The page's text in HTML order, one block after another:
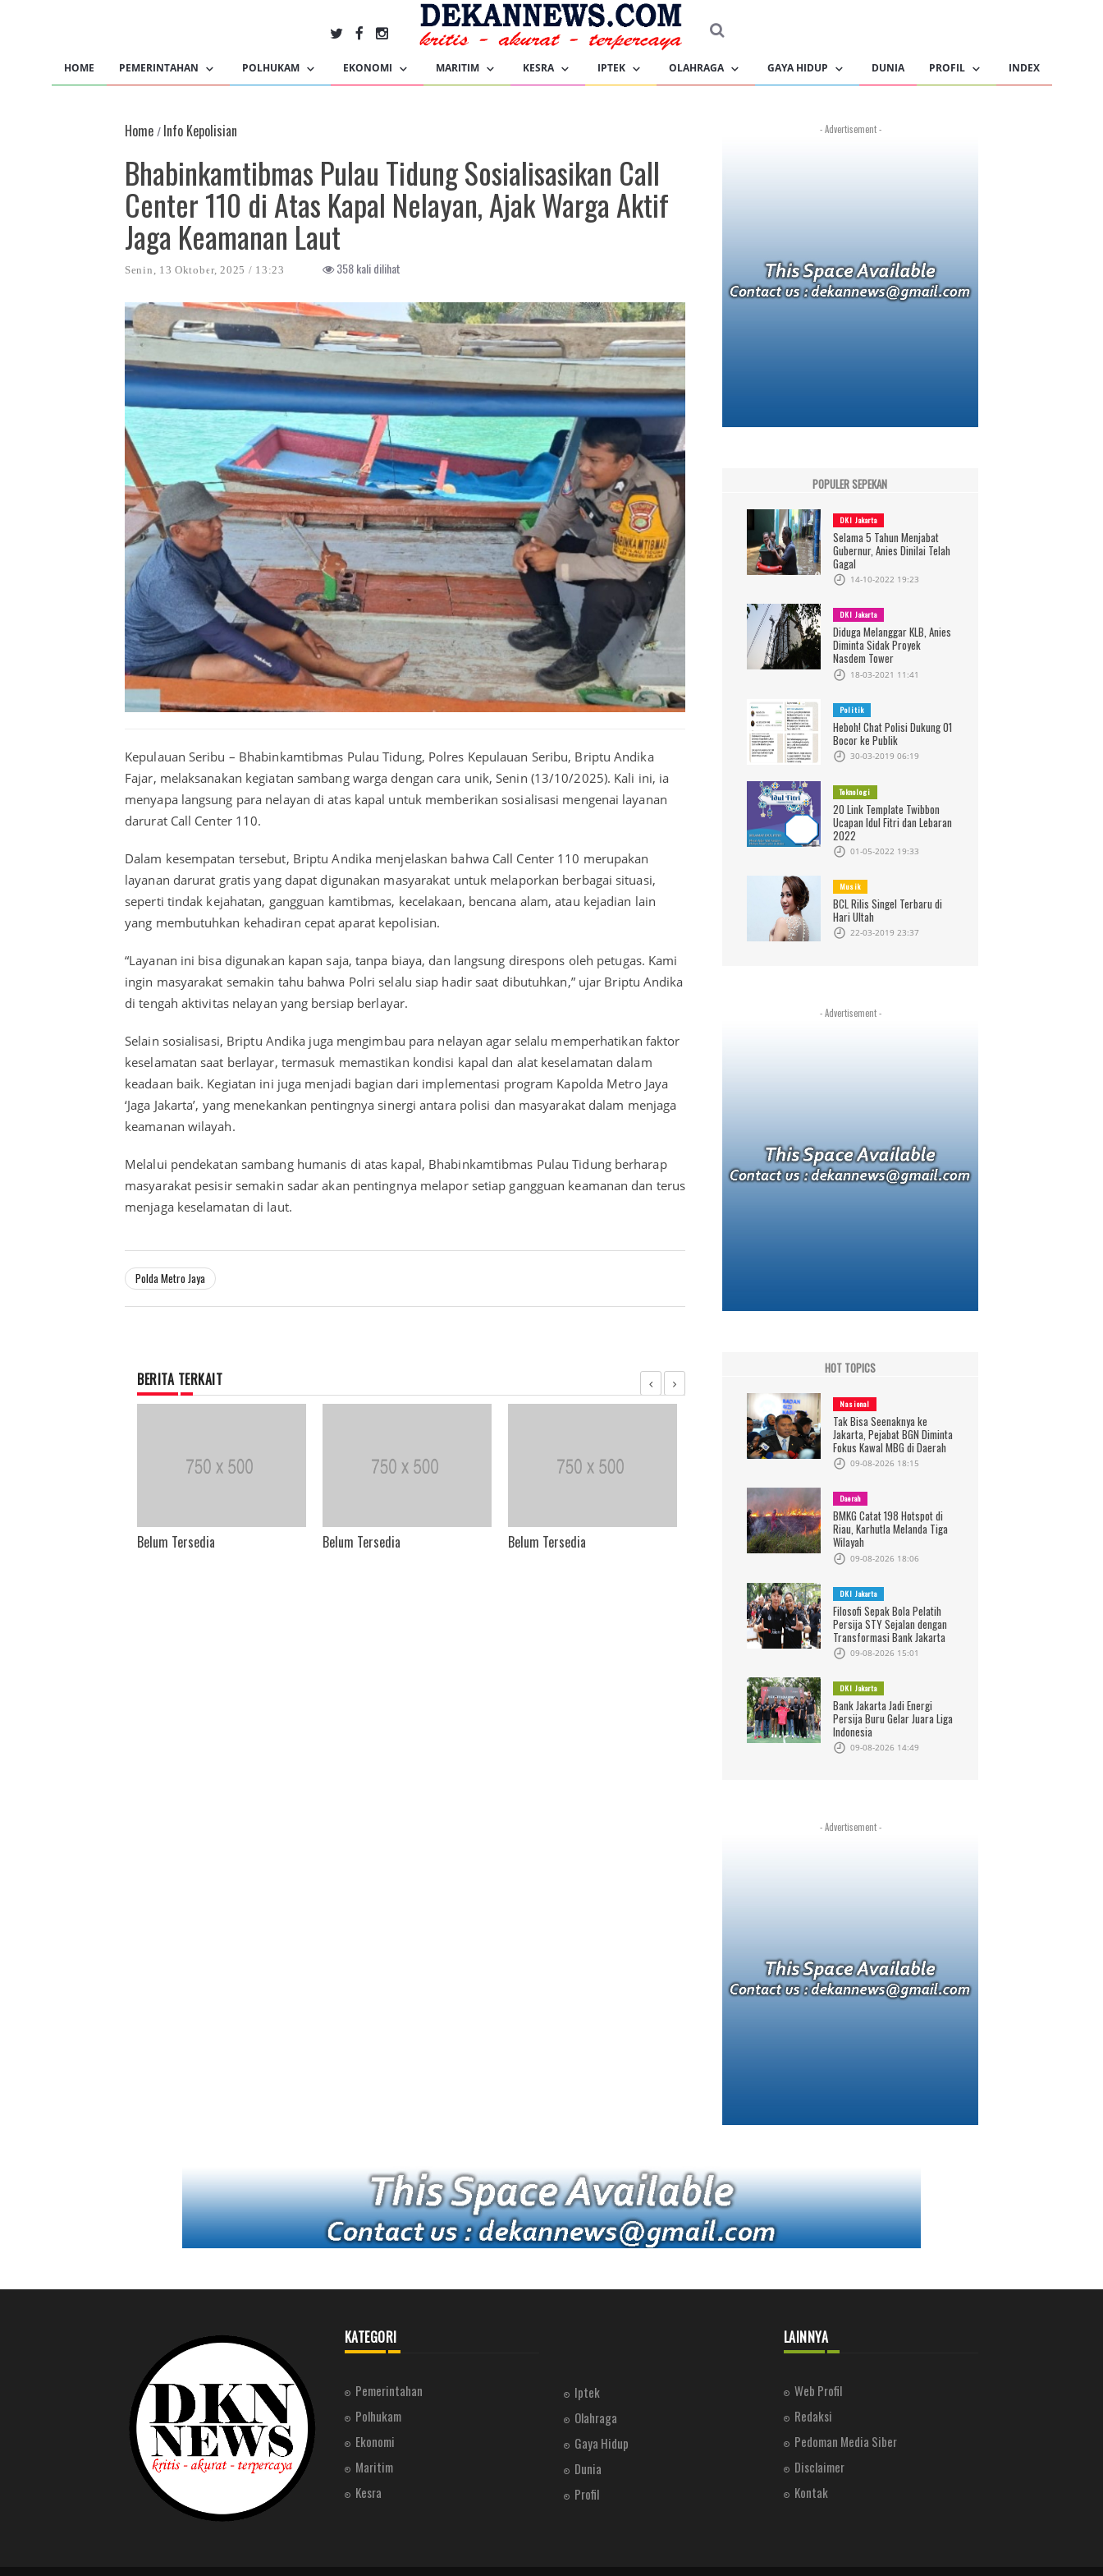
HOME PEMERINTAHAN POLHUKAM EKONOMI MARITIM KESRA IPTEK OLAHRAGA GAYA HIDUP DUNIA PROFIL INDEX
Home/Info Kepolisian
Bhabinkamtibmas Pulau Tidung Sosialisasikan Call
Center 110 di Atas Kapal Nelayan, Ajak Warga Aktif
Jaga Keamanan Laut
Senin, 13 Oktober, 2025 / 13:23 358 kali dilihat
Kepulauan Seribu – Bhabinkamtibmas Pulau Tidung, Polres Kepulauan Seribu, Briptu Andika
Fajar, melaksanakan kegiatan sambang warga dengan cara unik, Senin (13/10/2025). Kali ini, ia
menyapa langsung para nelayan di atas kapal untuk memberikan sosialisasi mengenai layanan
darurat Call Center 110.
Dalam kesempatan tersebut, Briptu Andika menjelaskan bahwa Call Center 110 merupakan
layanan darurat gratis yang dapat digunakan masyarakat untuk melaporkan berbagai situasi,
seperti tindak kejahatan, gangguan kamtibmas, kecelakaan, bencana alam, atau kejadian lain
yang membutuhkan kehadiran cepat aparat kepolisian.
“Layanan ini bisa digunakan kapan saja, tanpa biaya, dan langsung direspons oleh petugas. Kami
ingin masyarakat semakin tahu bahwa Polri selalu siap hadir saat dibutuhkan,” ujar Briptu Andika
di tengah aktivitas nelayan yang bersiap berlayar.
Selain sosialisasi, Briptu Andika juga mengimbau para nelayan agar selalu memperhatikan faktor
keselamatan saat berlayar, termasuk memastikan kondisi kapal dan alat keselamatan dalam
keadaan baik. Kegiatan ini juga menjadi bagian dari implementasi program Kapolda Metro Jaya
‘Jaga Jakarta’, yang menekankan pentingnya sinergi antara polisi dan masyarakat dalam menjaga
keamanan wilayah.
Melalui pendekatan sambang humanis di atas kapal, Bhabinkamtibmas Pulau Tidung berharap
masyarakat pesisir semakin sadar akan pentingnya melapor setiap gangguan keamanan dan terus
menjaga keselamatan di laut.
Polda Metro Jaya
BERITA TERKAIT
Belum Tersedia Belum Tersedia Belum Tersedia Polres Metro Jakarta Barat Gelar
Upacara Hari Kesadaran Nasional
Konvoi Berdalih Bagi Takjil, 140
Pelajar Diamankan Polres Metro
- Advertisement -
POPULER SEPEKAN
DKI Jakarta
Selama 5 Tahun Menjabat
Gubernur, Anies Dinilai Telah
Gagal
14-10-2022 19:23
DKI Jakarta
Diduga Melanggar KLB, Anies
Diminta Sidak Proyek
Nasdem Tower
18-03-2021 11:41
Politik
Heboh! Chat Polisi Dukung 01
Bocor ke Publik
30-03-2019 06:19
Teknologi
20 Link Template Twibbon
Ucapan Idul Fitri dan Lebaran
2022
01-05-2022 19:33
Musik
BCL Rilis Singel Terbaru di
Hari Ultah
22-03-2019 23:37
- Advertisement -
HOT TOPICS
Nasional
Tak Bisa Seenaknya ke
Jakarta, Pejabat BGN Diminta
Fokus Kawal MBG di Daerah
09-08-2026 18:15
Daerah
BMKG Catat 198 Hotspot di
Riau, Karhutla Melanda Tiga
Wilayah
09-08-2026 18:06
DKI Jakarta
Filosofi Sepak Bola Pelatih
Persija STY Sejalan dengan
Transformasi Bank Jakarta
09-08-2026 15:01
DKI Jakarta
Bank Jakarta Jadi Energi
Persija Buru Gelar Juara Liga
Indonesia
09-08-2026 14:49
- Advertisement -
KATEGORI
Pemerintahan
Polhukam
Ekonomi
Maritim
Kesra
Iptek
Olahraga
Gaya Hidup
Dunia
Profil
LAINNYA
Web Profil
Redaksi
Pedoman Media Siber
Disclaimer
Kontak